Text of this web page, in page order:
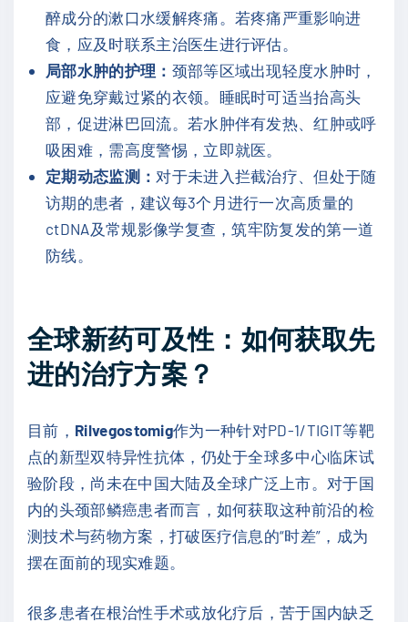
醉成分的漱口水缓解疼痛。若疼痛严重影响进
食，应及时联系主治医生进行评估。
局部水肿的护理： 颈部等区域出现轻度水肿时，
应避免穿戴过紧的衣领。睡眠时可适当抬高头
部，促进淋巴回流。若水肿伴有发热、红肿或呼
吸困难，需高度警惕，立即就医。
定期动态监测： 对于未进入拦截治疗、但处于随
访期的患者，建议每3个月进行一次高质量的
ctDNA及常规影像学复查，筑牢防复发的第一道
防线。
全球新药可及性：如何获取先
进的治疗方案？
目前， Rilvegostomig作为一种针对PD-1/TIGIT等靶
点的新型双特异性抗体，仍处于全球多中心临床试
验阶段，尚未在中国大陆及全球广泛上市。对于国
内的头颈部鳞癌患者而言，如何获取这种前沿的检
测技术与药物方案，打破医疗信息的“时差”，成为
摆在面前的现实难题。
很多患者在根治性手术或放化疗后，苦于国内缺乏